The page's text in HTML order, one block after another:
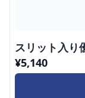
スリット入り
¥5,140